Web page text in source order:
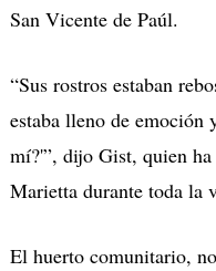
San Vicente de Paúl.
“Sus rostros estaban
estaba lleno de emoción
mí?'”, dijo Gist, quien
Marietta durante toda la
El huerto comunitario,